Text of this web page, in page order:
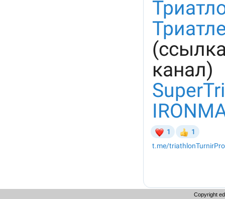
Copyright